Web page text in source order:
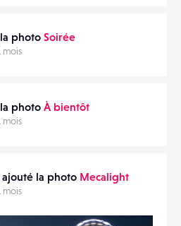
photo Soirée
mois
photo À bientôt
mois
ajouté la photo Mecalight
mois